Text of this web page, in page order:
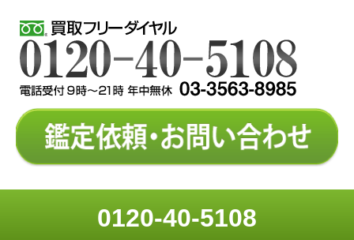
0120-40-5108